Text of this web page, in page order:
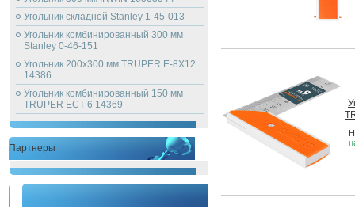
Угольник складной Stanley 1-45-013
Угольник комбинированный 300 мм
Stanley 0-46-151
Угольник 200х300 мм TRUPER E-8X12
14386
Угольник комбинированный 150 мм
TRUPER ECT-6 14369
Партнеры